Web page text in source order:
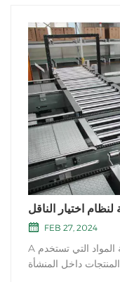
لنظام اختيار الناقل
FEB 27, 2024
A نظام اختيار الناقل هو أحد حلول معالجة المواد التي تستخدم
داخل المنشأة